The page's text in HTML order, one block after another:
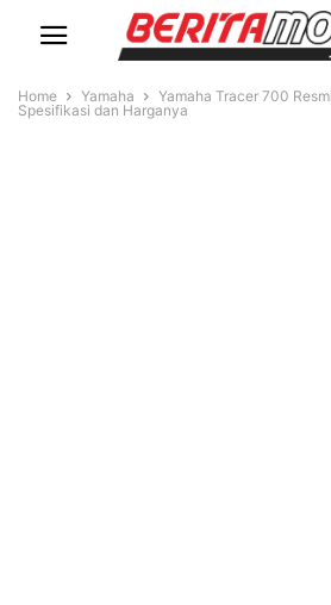
Home Yamaha
Yamaha Tracer 700
Spesifikasi dan Harganya